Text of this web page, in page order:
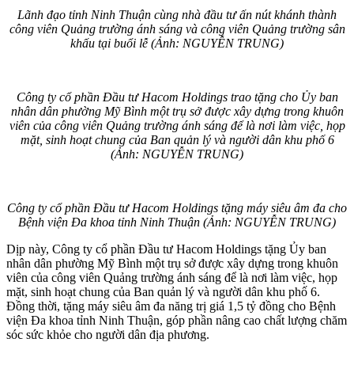
Lãnh đạo tỉnh Ninh Thuận cùng nhà đầu tư ấn nút khánh thành
công viên Quảng trường ánh sáng và công viên Quảng trường sân
khấu tại buổi lễ (Ảnh: NGUYỄN TRUNG)
Công ty cổ phần Đầu tư Hacom Holdings trao tặng cho Ủy ban
nhân dân phường Mỹ Bình một trụ sở được xây dựng trong khuôn
viên của công viên Quảng trường ánh sáng để là nơi làm việc, họp
mặt, sinh hoạt chung của Ban quản lý và người dân khu phố 6
(Ảnh: NGUYỄN TRUNG)
Công ty cổ phần Đầu tư Hacom Holdings tặng máy siêu âm đa cho
Bệnh viện Đa khoa tỉnh Ninh Thuận (Ảnh: NGUYỄN TRUNG)
Dịp này, Công ty cổ phần Đầu tư Hacom Holdings tặng Ủy ban
nhân dân phường Mỹ Bình một trụ sở được xây dựng trong khuôn
viên của công viên Quảng trường ánh sáng để là nơi làm việc, họp
mặt, sinh hoạt chung của Ban quản lý và người dân khu phố 6.
Đồng thời, tặng máy siêu âm đa năng trị giá 1,5 tỷ đồng cho Bệnh
viện Đa khoa tỉnh Ninh Thuận, góp phần nâng cao chất lượng chăm
sóc sức khỏe cho người dân địa phương.